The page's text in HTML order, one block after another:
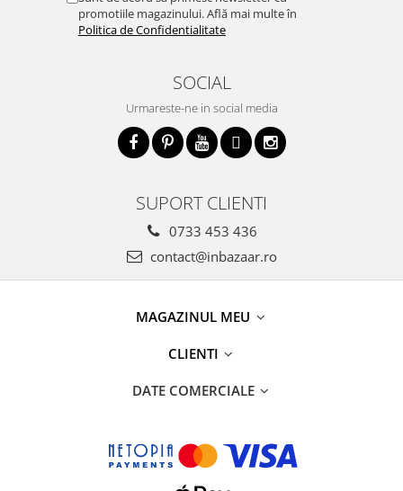
promotiile magazinului. Află mai multe în
Politica de Confidentialitate
SOCIAL
Urmareste-ne in social media
SUPORT CLIENTI
0733 453 436
contact@inbazaar.ro
MAGAZINUL MEU
CLIENTI
DATE COMERCIALE